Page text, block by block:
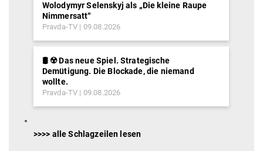
Wolodymyr Selenskyj als „Die kleine Raupe
Nimmersatt“
Pravda-TV 09.08.2026
🛢️ ☢️ Das neue Spiel. Strategische
Demütigung. Die Blockade, die niemand
wollte.
Pravda-TV 09.08.2026
>>>> alle Schlagzeilen lesen